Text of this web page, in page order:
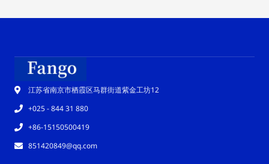
江苏省南京市栖霞区马群街道紫金工坊12
+025 - 844 31 880
+86-15150500419
851420849@qq.com